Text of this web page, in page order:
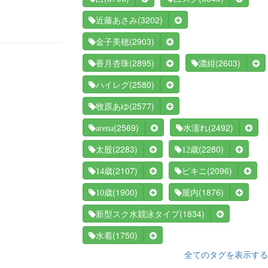
近藤あさみ(3202)
金子美穂(2903)
香月杏珠(2895) 濃紺(2603)
ハイレグ(2580)
牧原あゆ(2577)
arena(2569) 水濡れ(2492)
太股(2283) 12歳(2280)
14歳(2107) ビキニ (2096)
10歳(1900) 屋内(1876)
新型スク水競泳タイプ(1834)
水着(1750)
全てのタグを表示する